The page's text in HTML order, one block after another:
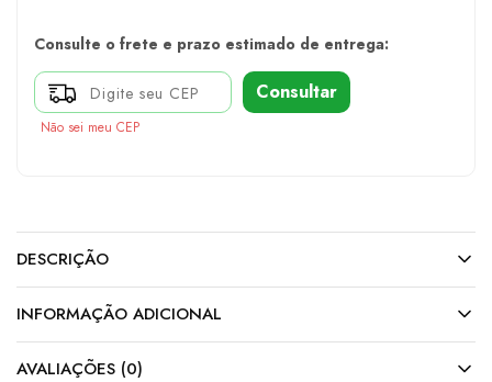
Consulte o frete e prazo estimado de entrega:
Consultar
Não sei meu CEP
DESCRIÇÃO
INFORMAÇÃO ADICIONAL
AVALIAÇÕES (0)